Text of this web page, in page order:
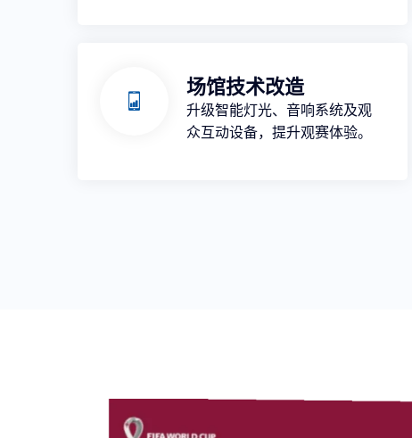
场馆技术改造
升级智能灯光、音响系统及观
众互动设备，提升观赛体验。